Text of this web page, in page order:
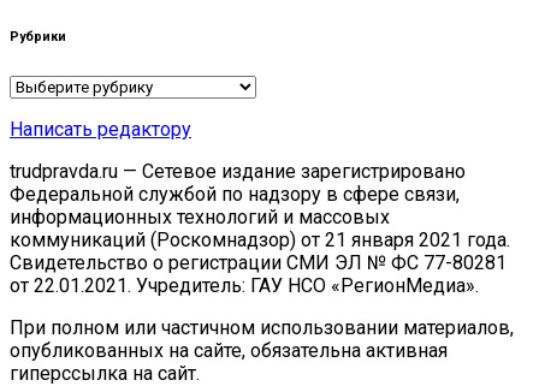
Рубрики
Рубрики
Написать редактору
trudpravda.ru — Сетевое издание зарегистрировано
Федеральной службой по надзору в сфере связи,
информационных технологий и массовых
коммуникаций (Роскомнадзор) от 21 января 2021 года.
Свидетельство о регистрации СМИ ЭЛ № ФС 77-80281
от 22.01.2021. Учредитель: ГАУ НСО «РегионМедиа».
При полном или частичном использовании материалов,
опубликованных на сайте, обязательна активная
гиперссылка на сайт.